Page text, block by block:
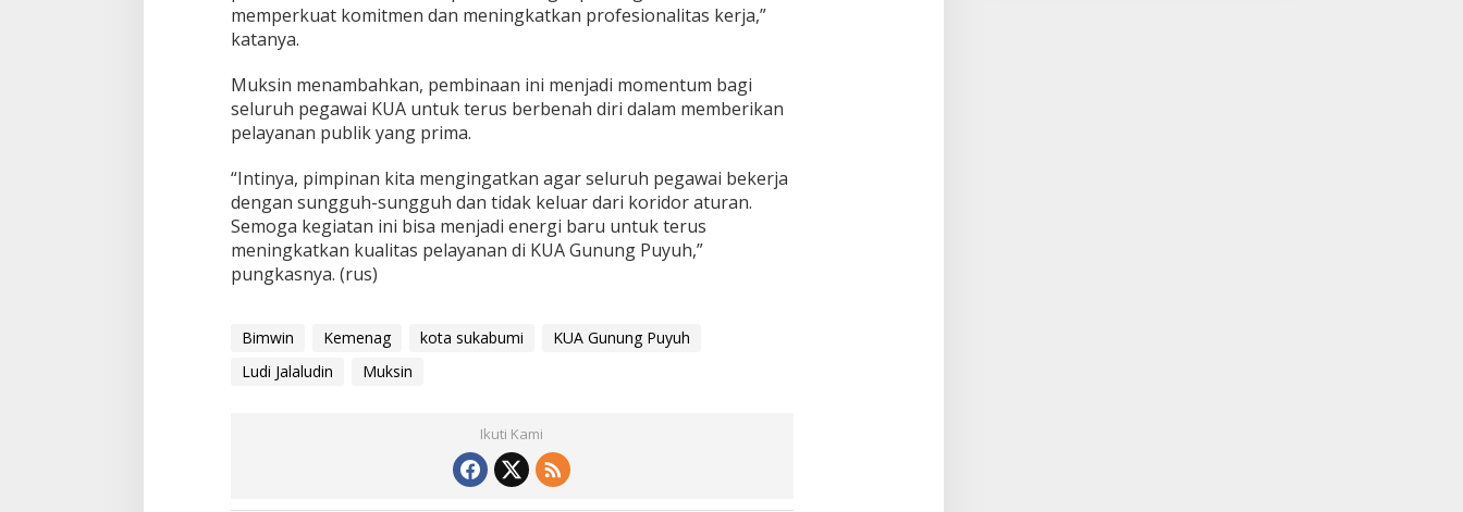
memperkuat komitmen dan meningkatkan profesionalitas kerja,”
katanya.
Muksin menambahkan, pembinaan ini menjadi momentum bagi
seluruh pegawai KUA untuk terus berbenah diri dalam memberikan
pelayanan publik yang prima.
“Intinya, pimpinan kita mengingatkan agar seluruh pegawai bekerja
dengan sungguh-sungguh dan tidak keluar dari koridor aturan.
Semoga kegiatan ini bisa menjadi energi baru untuk terus
meningkatkan kualitas pelayanan di KUA Gunung Puyuh,”
pungkasnya. (rus)
Bimwin Kemenag kota sukabumi
KUA Gunung Puyuh
Ludi Jalaludin
Muksin
Ikuti Kami